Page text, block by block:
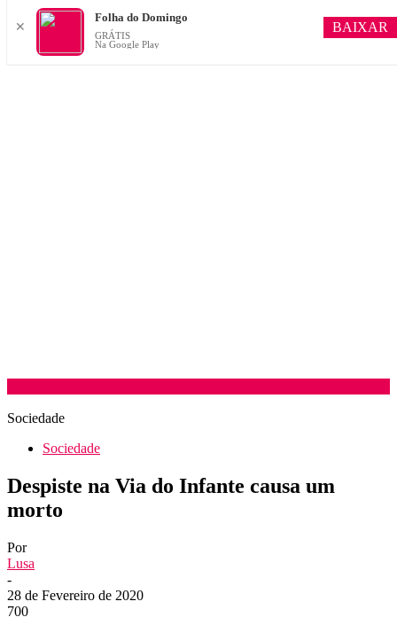
Sociedade
Sociedade
Despiste na Via do Infante causa um
morto
Por
Lusa
-
28 de Fevereiro de 2020
700
✕
Folha do Domingo
GRÁTIS
Na Google Play
BAIXAR